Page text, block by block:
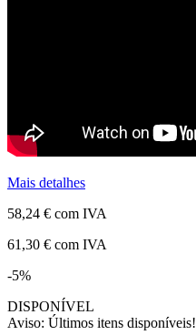
Mais detalhes
58,24 € com IVA
61,30 € com IVA
-5%
DISPONÍVEL
Aviso: Últimos itens disponíveis!